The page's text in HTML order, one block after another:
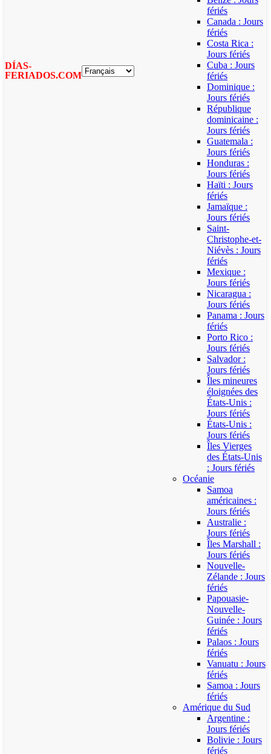
DÍAS-
FERIADOS.COM
fériés
Canada : Jours
fériés
Costa Rica :
Jours fériés
Cuba : Jours
fériés
Dominique :
Jours fériés
République
dominicaine :
Jours fériés
Guatemala :
Jours fériés
Honduras :
Jours fériés
Haïti : Jours
fériés
Jamaïque :
Jours fériés
Saint-
Christophe-et-
Niévès : Jours
fériés
Mexique :
Jours fériés
Nicaragua :
Jours fériés
Panama : Jours
fériés
Porto Rico :
Jours fériés
Salvador :
Jours fériés
Îles mineures
éloignées des
États-Unis :
Jours fériés
États-Unis :
Jours fériés
Îles Vierges
des États-Unis
: Jours fériés
Océanie
Samoa
américaines :
Jours fériés
Australie :
Jours fériés
Îles Marshall :
Jours fériés
Nouvelle-
Zélande : Jours
fériés
Papouasie-
Nouvelle-
Guinée : Jours
fériés
Palaos : Jours
fériés
Vanuatu : Jours
fériés
Samoa : Jours
fériés
Amérique du Sud
Argentine :
Jours fériés
Bolivie : Jours
fériés